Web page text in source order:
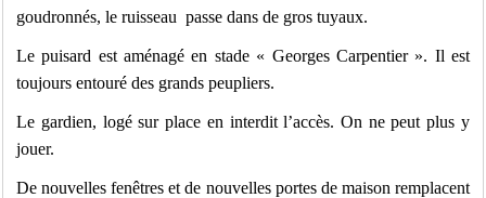
goudronnés, le ruisseau passe dans de gros tuyaux.
Le puisard est aménagé en stade « Georges Carpentier ». Il est
toujours entouré des grands peupliers.
Le gardien, logé sur place en interdit l’accès. On ne peut plus y
jouer.
De nouvelles fenêtres et de nouvelles portes de maison remplacent